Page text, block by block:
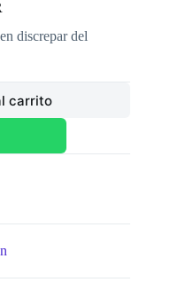
discrepar del
carrito